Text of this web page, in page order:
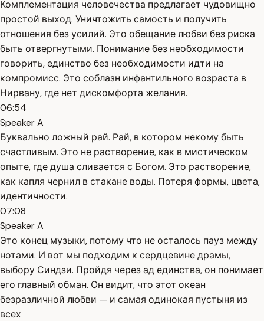
Комплементация человечества предлагает чудовищно
простой выход. Уничтожить самость и получить
отношения без усилий. Это обещание любви без риска
быть отвергнутыми. Понимание без необходимости
говорить, единство без необходимости идти на
компромисс. Это соблазн инфантильного возраста в
Нирвану, где нет дискомфорта желания.
06:54
Speaker A
Буквально ложный рай. Рай, в котором некому быть
счастливым. Это не растворение, как в мистическом
опыте, где душа сливается с Богом. Это растворение,
как капля чернил в стакане воды. Потеря формы, цвета,
идентичности.
07:08
Speaker A
Это конец музыки, потому что не осталось пауз между
нотами. И вот мы подходим к сердцевине драмы,
выбору Синдзи. Пройдя через ад единства, он понимает
его главный обман. Он видит, что этот океан
безразличной любви — и самая одинокая пустыня из
всех